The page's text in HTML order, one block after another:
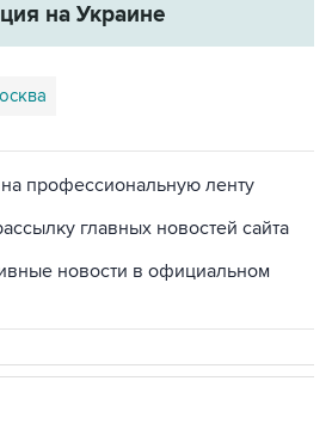
на Украине
профессиональную ленту
главных новостей сайта
новости в официальном